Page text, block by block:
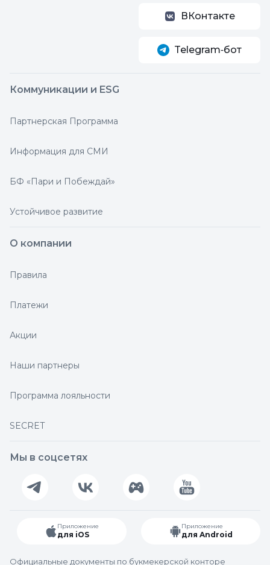
ВКонтакте
Telegram‑бот
Коммуникации и ESG
Партнерская Программа
Информация для СМИ
БФ «Пари и Побеждай»
Устойчивое развитие
О компании
Правила
Платежи
Акции
Наши партнеры
Программа лояльности
SECRET
Мы в соцсетях
Приложение
для iOS
Приложение
для Android
Официальные документы по букмекерской конторе